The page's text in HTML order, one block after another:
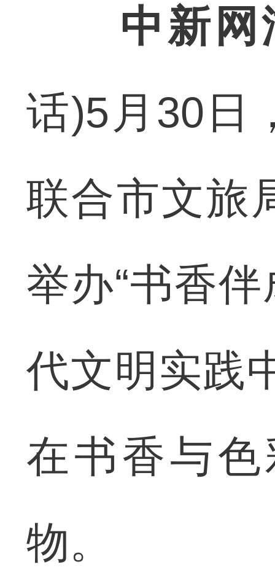
中新
话)5月30日
联合市文旅
举办“书香
代文明实践
在书香与
物。